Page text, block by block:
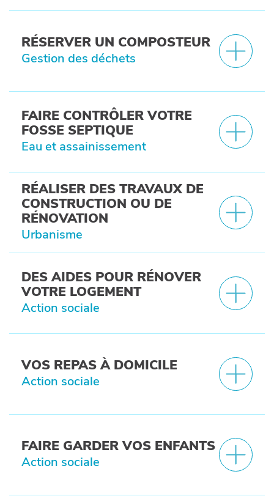
RÉSERVER UN COMPOSTEUR
Gestion des déchets
FAIRE CONTRÔLER VOTRE
FOSSE SEPTIQUE
Eau et assainissement
RÉALISER DES TRAVAUX DE
CONSTRUCTION OU DE
RÉNOVATION
Urbanisme
DES AIDES POUR RÉNOVER
VOTRE LOGEMENT
Action sociale
VOS REPAS À DOMICILE
Action sociale
FAIRE GARDER VOS ENFANTS
Action sociale